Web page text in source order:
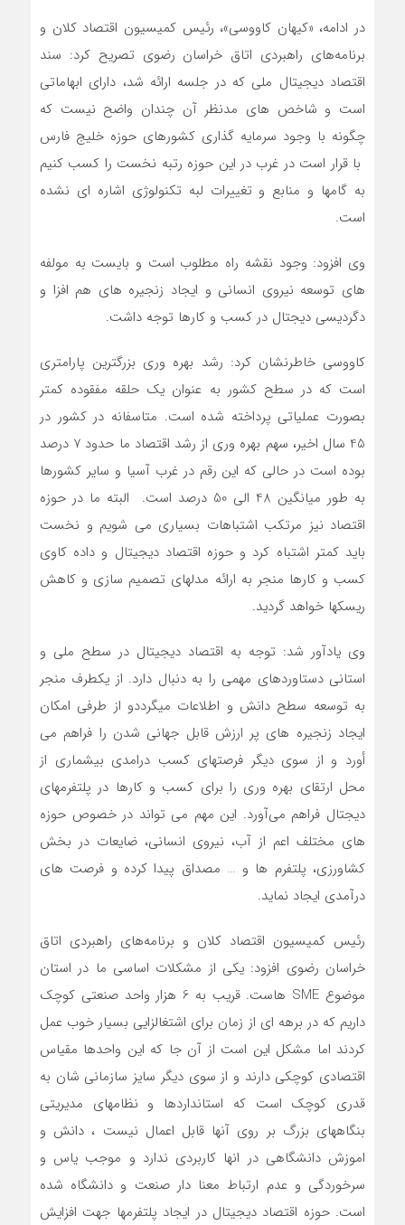
در ادامه، «کیهان کاووسی»، رئیس کمیسیون اقتصاد کلان و
برنامه‌های راهبردی اتاق خراسان رضوی تصریح کرد: سند
اقتصاد دیجیتال ملی که در جلسه ارائه شد، دارای ابهاماتی
است و شاخص های مدنظر آن چندان واضح نیست که
چگونه با وجود سرمایه گذاری کشورهای حوزه خلیج فارس
با قرار است در غرب در این حوزه رتبه نخست را کسب کنیم
به گامها و منابع و تغییرات لبه تکنولوژی اشاره ای نشده
است.
وی افزود: وجود نقشه راه مطلوب است و بایست به مولفه
های توسعه نیروی انسانی و ایجاد زنجیره های هم افزا و
دگردیسی دیجتال در کسب و کارها توجه داشت.
کاووسی خاطرنشان کرد: رشد بهره وری بزرگترین پارامتری
است که در سطح کشور به عنوان یک حلقه مفقوده کمتر
بصورت عملیاتی پرداخته شده است. متاسفانه در کشور در
45 سال اخیر، سهم بهره وری از رشد اقتصاد ما حدود 7 درصد
بوده است در حالی که این رقم در غرب آسیا و سایر کشورها
به طور میانگین 48 الی 50 درصد است. البته ما در حوزه
اقتصاد نیز مرتکب اشتباهات بسیاری می شویم و نخست
باید کمتر اشتباه کرد و حوزه اقتصاد دیجیتال و داده کاوی
کسب و کارها منجر به ارائه مدلهای تصمیم سازی و کاهش
ریسکها خواهد گردید.
وی یادآور شد: توجه به اقتصاد دیجیتال در سطح ملی و
استانی دستاوردهای مهمی را به دنبال دارد. از یکطرف منجر
به توسعه سطح دانش و اطلاعات میگرددو از طرفی امکان
ایجاد زنجیره های پر ارزش قابل جهانی شدن را فراهم می
أورد و از سوی دیگر فرصتهای کسب درامدی بیشماری از
محل ارتقای بهره وری را برای کسب و کارها در پلتفرمهای
دیجتال فراهم می‌آورد. این مهم می تواند در خصوص حوزه
های مختلف اعم از آب، نیروی انسانی، ضایعات در بخش
کشاورزی، پلتفرم ها و … مصداق پیدا کرده و فرصت های
درآمدی ایجاد نماید.
رئیس کمیسیون اقتصاد کلان و برنامه‌های راهبردی اتاق
خراسان رضوی افزود: یکی از مشکلات اساسی ما در استان
موضوع SME هاست. قریب به 6 هزار واحد صنعتی کوچک
داریم که در برهه ای از زمان برای اشتغالزایی بسیار خوب عمل
کردند اما مشکل این است از آن جا که این واحدها مقیاس
اقتصادی کوچکی دارند و از سوی دیگر سایز سازمانی شان به
قدری کوچک است که استانداردها و نظامهای مدیریتی
بنگاههای بزرگ بر روی آنها قابل اعمال نیست ، دانش و
اموزش دانشگاهی در انها کاربردی ندارد و موجب یاس و
سرخوردگی و عدم ارتباط معنا دار صنعت و دانشگاه شده
است. حوزه اقتصاد دیجیتال در ایجاد پلتفرمها جهت افزایش